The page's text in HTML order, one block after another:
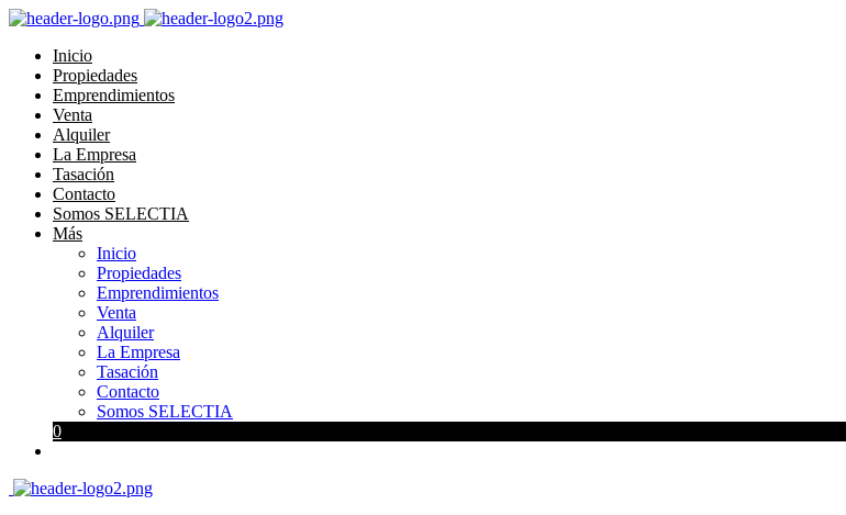
Inicio
Propiedades
Emprendimientos
Venta
Alquiler
La Empresa
Tasación
Contacto
Somos SELECTIA
Más
Inicio
Propiedades
Emprendimientos
Venta
Alquiler
La Empresa
Tasación
Contacto
Somos SELECTIA
0